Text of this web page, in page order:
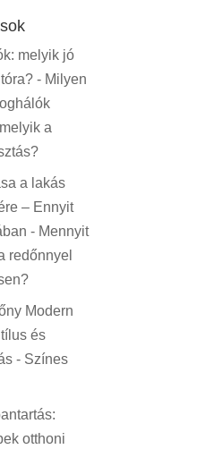
melyik jó
- Milyen
a
a lakás
– Ennyit
- Mennyit
redőnnyel
Modern
és
- Színes
otthoni